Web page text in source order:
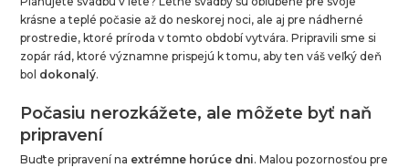
krásne a teplé počasie až do neskorej noci, ale aj pre nádherné
prostredie, ktoré príroda v tomto období vytvára. Pripravili sme si
zopár rád, ktoré významne prispejú k tomu, aby ten váš veľký deň
bol dokonalý.
Počasiu nerozkážete, ale môžete byť naň
pripravení
Buďte pripravení na extrémne horúce dni. Malou pozornosťou pre